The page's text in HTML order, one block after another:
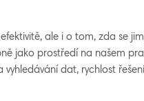
ale i o tom, zda se
jako prostředí na našem
dat, rychlost